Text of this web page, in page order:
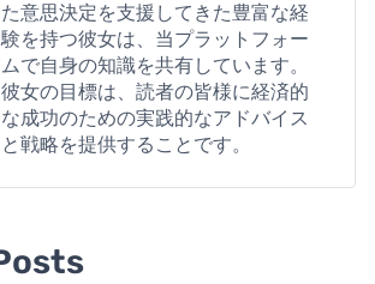
た意思決定を支援してきた豊富な経
験を持つ彼女は、当プラットフォー
ムで自身の知識を共有しています。
彼女の目標は、読者の皆様に経済的
な成功のための実践的なアドバイス
と戦略を提供することです。